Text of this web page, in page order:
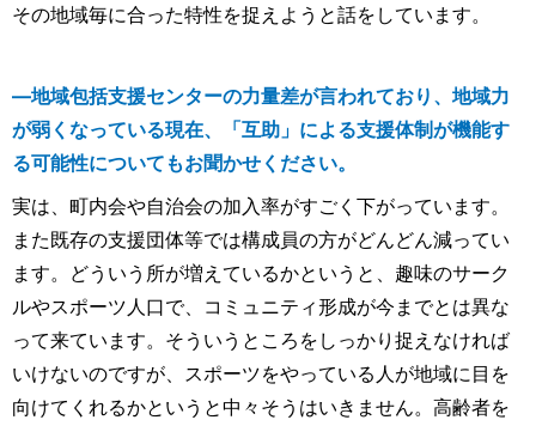
その地域毎に合った特性を捉えようと話をしています。
―地域包括支援センターの力量差が言われており、地域力
が弱くなっている現在、「互助」による支援体制が機能す
る可能性についてもお聞かせください。
実は、町内会や自治会の加入率がすごく下がっています。
また既存の支援団体等では構成員の方がどんどん減ってい
ます。どういう所が増えているかというと、趣味のサーク
ルやスポーツ人口で、コミュニティ形成が今までとは異な
って来ています。そういうところをしっかり捉えなければ
いけないのですが、スポーツをやっている人が地域に目を
向けてくれるかというと中々そうはいきません。高齢者を